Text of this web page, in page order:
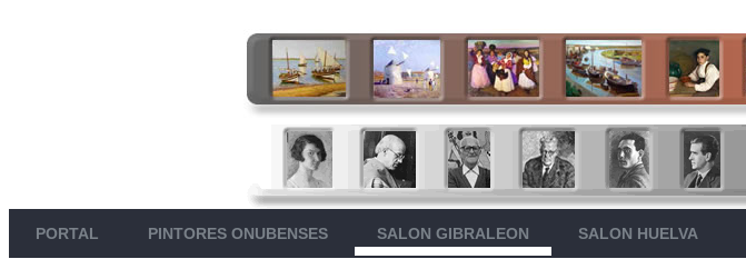
PORTAL PINTORES ONUBENSES SALON GIBRALEON SALON HUELVA